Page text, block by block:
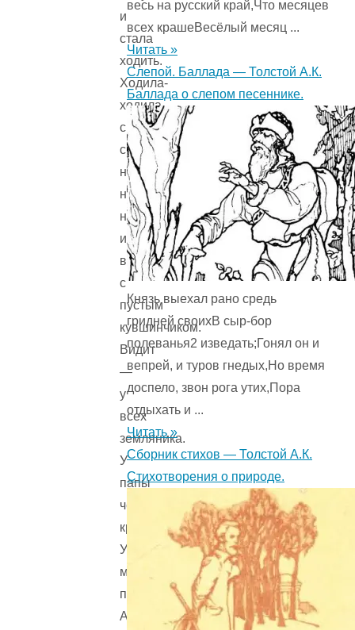
и
стала
ходить.
Ходила-
ходила,
смотрела-
смотрела,
ничего
не
нашла
и
вернулась
с
пустым
кувшинчиком.
Видит
—
у
всех
земляника.
У
папы
четверть
кружки.
У
мамы
полчашки.
А
весь на русский край,Что месяцев
всех крашеВесёлый месяц ...
Читать »
Слепой. Баллада — Толстой А.К.
Баллада о слепом песеннике.
Князь выехал рано средь
гридней своихВ сыр-бор
полеванья2 изведать;Гонял он и
вепрей, и туров гнедых,Но время
доспело, звон рога утих,Пора
отдыхать и ...
Читать »
Сборник стихов — Толстой А.К.
Стихотворения о природе.